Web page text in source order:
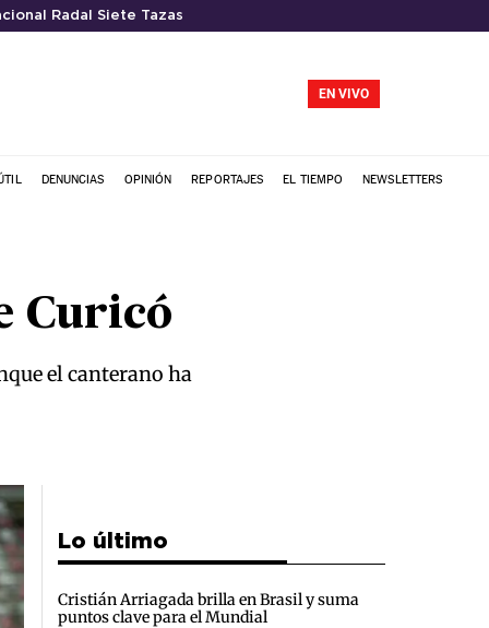
Radal Siete Tazas
EN VIVO
DENUNCIAS OPINIÓN REPORTAJES EL TIEMPO NEWSLETTERS
Curicó
el canterano ha
Lo último
Cristián Arriagada brilla en Brasil y suma
puntos clave para el Mundial